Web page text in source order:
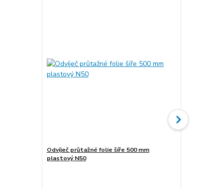
Odvíječ průtažné folie šíře 500 mm
plastový N50